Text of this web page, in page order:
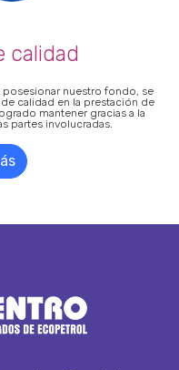
calidad
nuestro fondo, se
calidad en la prestación de
mantener gracias a la
partes involucradas.